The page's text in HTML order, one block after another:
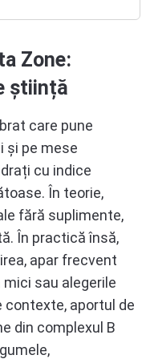
Zone:
știință
care pune
și pe mese
cu indice
În teorie,
fără suplimente,
În practică însă,
apar frecvent
sau alegerile
aportul de
din complexul B